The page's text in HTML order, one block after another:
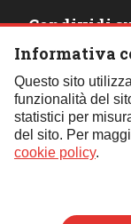
Condividi
Contattaci:
Tel.:059 451621-
Clicca qui per tutti
© Copyright
07739790157 |
Informativa
Questo sito
funzionalità del
statistici per
del sito. Per
cookie policy.